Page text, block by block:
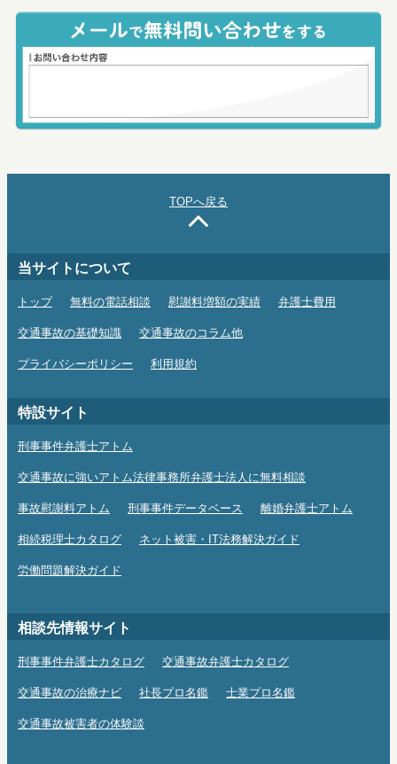
TOPへ戻る
当サイトについて
トップ 無料の電話相談 慰謝料増額の実績 弁護士費用
交通事故の基礎知識 交通事故のコラム他
プライバシーポリシー 利用規約
特設サイト
刑事事件弁護士アトム
交通事故に強いアトム法律事務所弁護士法人に無料相談
事故慰謝料アトム 刑事事件データベース 離婚弁護士アトム
相続税理士カタログ ネット被害・IT法務解決ガイド
労働問題解決ガイド
相談先情報サイト
刑事事件弁護士カタログ 交通事故弁護士カタログ
交通事故の治療ナビ 社長プロ名鑑 士業プロ名鑑
交通事故被害者の体験談